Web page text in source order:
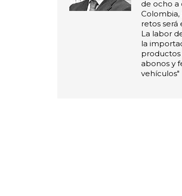
de ocho a
retos será
La labor
la
abonos y
vehículos"